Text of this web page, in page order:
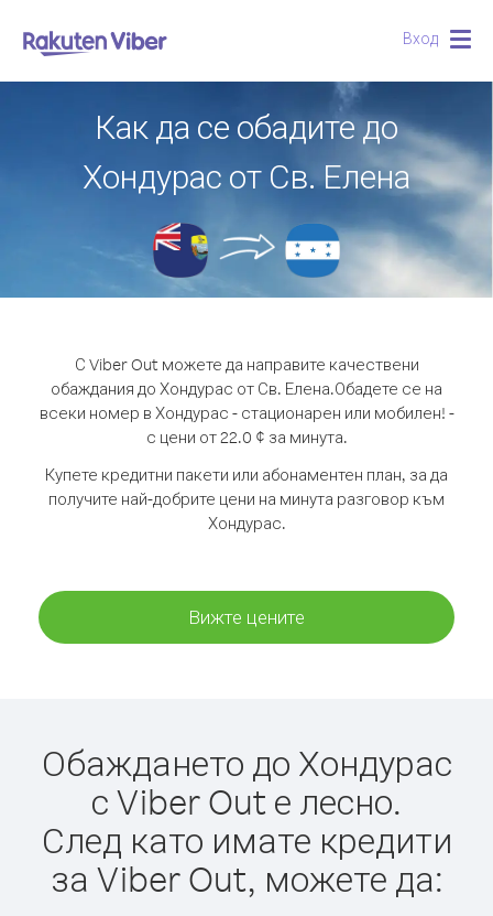
Вход
Как да се обадите до
Хондурас от Св. Елена
С Viber Out можете да направите качествени
обаждания до Хондурас от Св. Елена.Обадете се на
всеки номер в Хондурас - стационарен или мобилен! -
с цени от 22.0 ¢ за минута.
Купете кредитни пакети или абонаментен план, за да
получите най-добрите цени на минута разговор към
Хондурас.
Вижте цените
Обаждането до Хондурас
с Viber Out е лесно.
След като имате кредити
за Viber Out, можете да: